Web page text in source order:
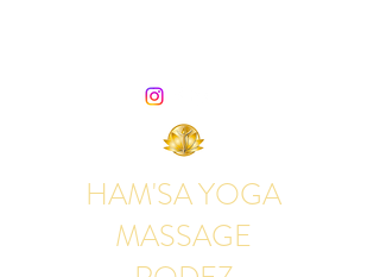
HAM'SA YOGA
MASSAGE